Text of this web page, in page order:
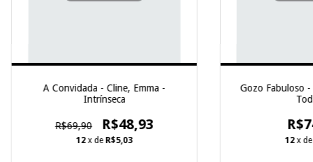
A Convidada - Cline, Emma -
Intrínseca
R$69,90 R$48,93
12 x de R$5,03
Gozo Fabuloso
12 x